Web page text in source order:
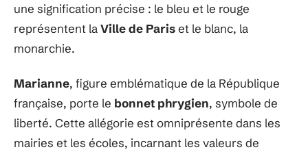
une signification précise : le bleu et le rouge
représentent laVille de Pariset le blanc, la
monarchie.
Marianne, figure emblématique de la République
française, porte le bonnet phrygien, symbole de
liberté. Cette allégorie est omniprésente dans les
mairies et les écoles, incarnant les valeurs de